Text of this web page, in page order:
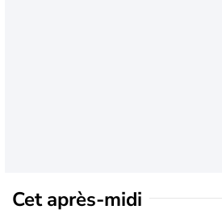
Cet après-midi